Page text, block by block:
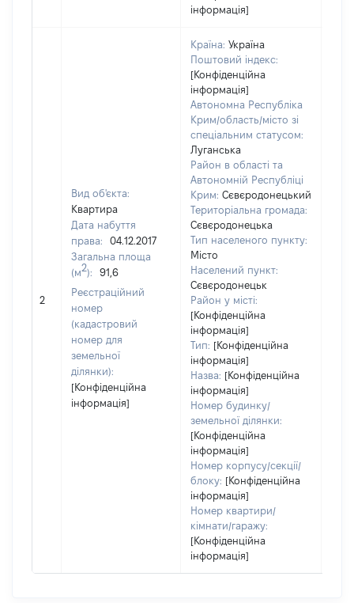
інформація]
2
Вид об'єкта:
Квартира
Дата набуття
права:
04.12.2017
Загальна площа
(м2):
91,6
Реєстраційний
номер
(кадастровий
номер для
земельної
ділянки):
[Конфіденційна
інформація]
Країна: Україна
Поштовий індекс:
[Конфіденційна
інформація]
Автономна Республіка
Крим/область/місто зі
спеціальним статусом:
Луганська
Район в області та
Автономній Республіці
Крим: Сєвєродонецький
Територіальна громада:
Сєвєродонецька
Тип населеного пункту:
Місто
Населений пункт:
Сєвєродонецьк
Район у місті:
[Конфіденційна
інформація]
Тип: [Конфіденційна
інформація]
Назва: [Конфіденційна
інформація]
Номер будинку/
земельної ділянки:
[Конфіденційна
інформація]
Номер корпусу/секції/
блоку: [Конфіденційна
інформація]
Номер квартири/
кімнати/гаражу:
[Конфіденційна
інформація]